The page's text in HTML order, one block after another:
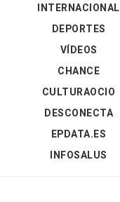
INTERNACIONAL
DEPORTES
VÍDEOS
CHANCE
CULTURAOCIO
DESCONECTA
EPDATA.ES
INFOSALUS